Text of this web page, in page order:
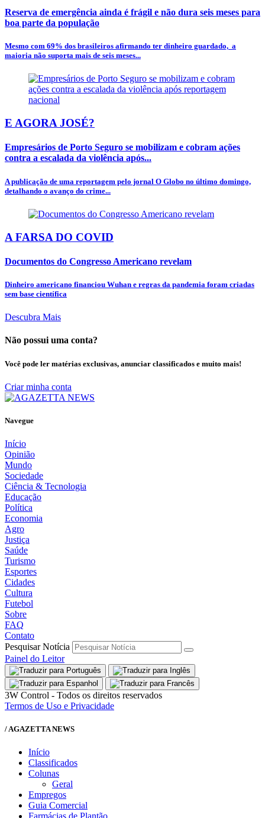
Reserva de emergência ainda é frágil e não dura seis meses para
boa parte da população
Mesmo com 69% dos brasileiros afirmando ter dinheiro guardado, a
maioria não suporta mais de seis meses...
E AGORA JOSÉ?
Empresários de Porto Seguro se mobilizam e cobram ações
contra a escalada da violência após...
A publicação de uma reportagem pelo jornal O Globo no último domingo,
detalhando o avanço do crime...
A FARSA DO COVID
Documentos do Congresso Americano revelam
Dinheiro americano financiou Wuhan e regras da pandemia foram criadas
sem base científica
Descubra Mais
Não possui uma conta?
Você pode ler matérias exclusivas, anunciar classificados e muito mais!
Criar minha conta
Navegue
Início
Opinião
Mundo
Sociedade
Ciência & Tecnologia
Educação
Política
Economia
Agro
Justiça
Saúde
Turismo
Esportes
Cidades
Cultura
Futebol
Sobre
FAQ
Contato
Pesquisar Notícia
Painel do Leitor
3W Control - Todos os direitos reservados
Termos de Uso e Privacidade
/ AGAZETTA NEWS
Início
Classificados
Colunas
Geral
Empregos
Guia Comercial